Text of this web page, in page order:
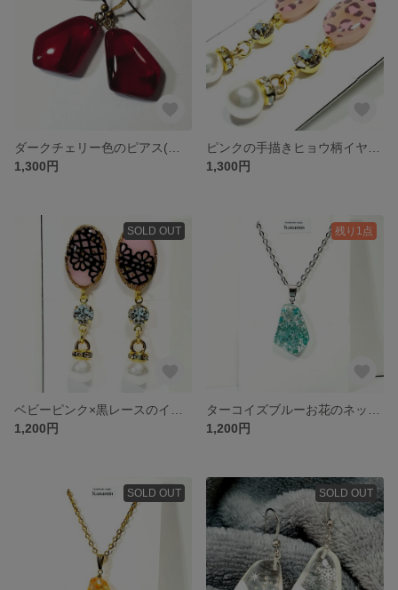
1,300円
1,300円
SOLD OUT
1,200円
残り1点
1,200円
SOLD OUT SOLD OUT